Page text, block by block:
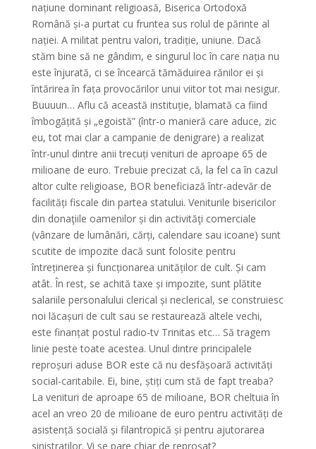
națiune dominant religioasă, Biserica Ortodoxă
Română și-a purtat cu fruntea sus rolul de părinte al
nației. A militat pentru valori, tradiție, uniune. Dacă
stăm bine să ne gândim, e singurul loc în care nația nu
este înjurată, ci se încearcă tămăduirea rănilor ei și
întărirea în fața provocărilor unui viitor tot mai nesigur.
Buuuun… Aflu că această instituție, blamată ca fiind
îmbogățită și „egoistă” (într-o manieră care aduce, zic
eu, tot mai clar a campanie de denigrare) a realizat
într-unul dintre anii trecuți venituri de aproape 65 de
milioane de euro. Trebuie precizat că, la fel ca în cazul
altor culte religioase, BOR beneficiază într-adevăr de
facilități fiscale din partea statului. Veniturile bisericilor
din donaţiile oamenilor și din activităţi comerciale
(vânzare de lumânări, cărți, calendare sau icoane) sunt
scutite de impozite dacă sunt folosite pentru
întreținerea și funcționarea unităților de cult. Și cam
atât. În rest, se achită taxe și impozite, sunt plătite
salariile personalului clerical și neclerical, se construiesc
noi lăcașuri de cult sau se restaurează altele vechi,
este finanțat postul radio-tv Trinitas etc… Să tragem
linie peste toate acestea. Unul dintre principalele
reproșuri aduse BOR este că nu desfășoară activități
social-caritabile. Ei, bine, știți cum stă de fapt treaba?
La venituri de aproape 65 de milioane, BOR cheltuia în
acel an vreo 20 de milioane de euro pentru activități de
asistență socială și filantropică și pentru ajutorarea
sinistraților. Vi se pare chiar de reproșat?